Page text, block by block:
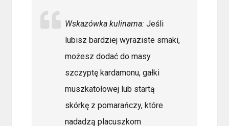
Wskazówka kulinarna: Jeśli
lubisz bardziej wyraziste smaki,
możesz dodać do masy
szczyptę kardamonu, gałki
muszkatołowej lub startą
skórkę z pomarańczy, które
nadadzą placuszkom